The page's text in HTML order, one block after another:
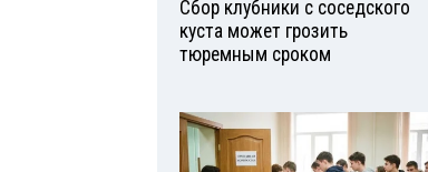
Сбор клубники с соседского
куста может грозить
тюремным сроком